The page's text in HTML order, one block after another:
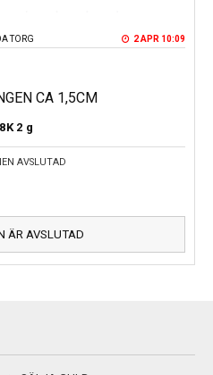
TORG 2 APR 10:09
CA 1,5CM
2 g
AVSLUTAD
ÄR AVSLUTAD